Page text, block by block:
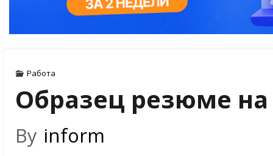
Работа
Образец резюме
By inform